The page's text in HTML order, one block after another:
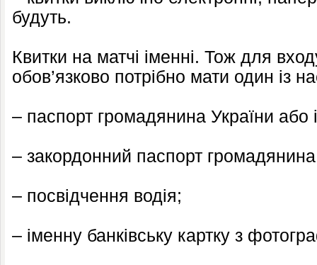
будуть.
Квитки на матчі іменні. Тож для
обов’язково потрібно мати один із
– паспорт громадянина України або
– закордонний паспорт громадянина
– посвідчення водія;
– іменну банківську картку з